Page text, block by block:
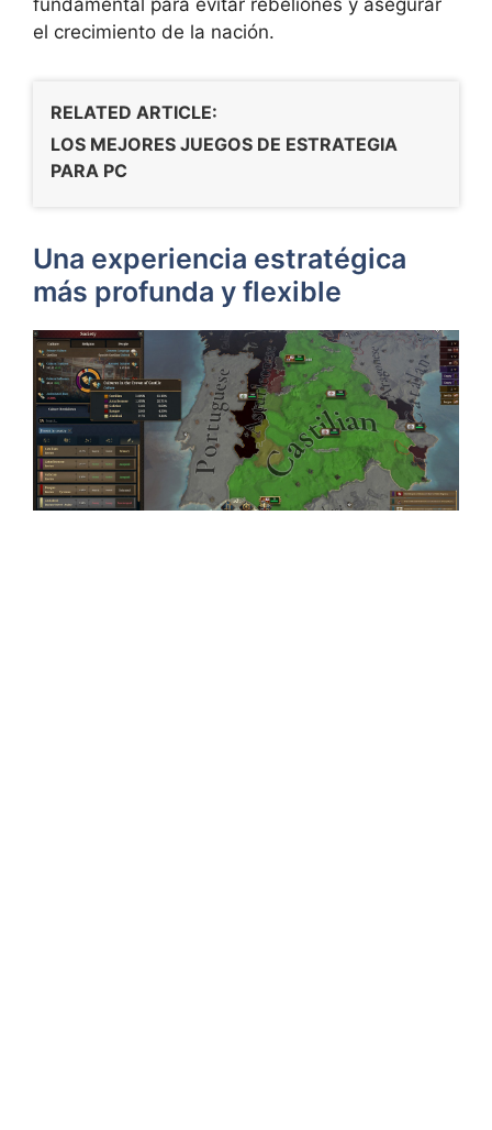
el crecimiento de la nación.
RELATED ARTICLE:
LOS MEJORES JUEGOS DE ESTRATEGIA
PARA PC
Una experiencia estratégica
más profunda y flexible